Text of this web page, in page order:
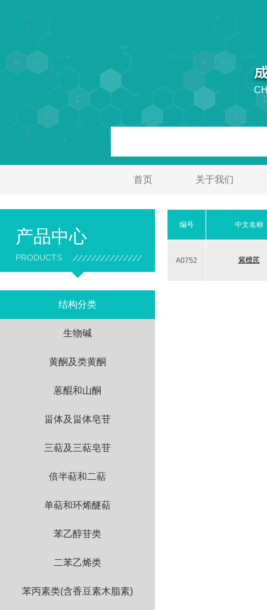
首页 关于我们
产品中心
PRODUCTS
结构分类
生物碱
黄酮及类黄酮
蒽醌和山酮
甾体及甾体皂苷
三萜及三萜皂苷
倍半萜和二萜
单萜和环烯醚萜
苯乙醇苷类
二苯乙烯类
苯丙素类(含香豆素木脂素)
编号 中文名称
A0752 紫檀芪